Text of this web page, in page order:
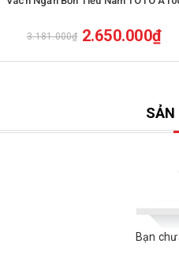
3.181.000₫ 2.650.000₫
SẢN
Bạn